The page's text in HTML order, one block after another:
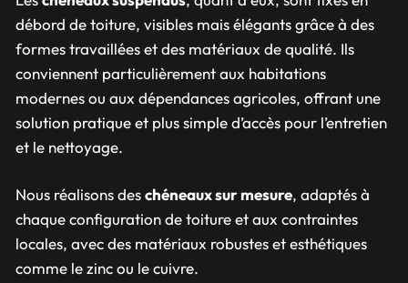
débord de toiture, visibles mais élégants grâce à des
formes travaillées et des matériaux de qualité. Ils
conviennent particulièrement aux habitations
modernes ou aux dépendances agricoles, offrant une
solution pratique et plus simple d’accès pour l’entretien
et le nettoyage.
Nous réalisons deschéneaux sur mesure, adaptés à
chaque configuration de toiture et aux contraintes
locales, avec des matériaux robustes et esthétiques
comme le zinc ou le cuivre.